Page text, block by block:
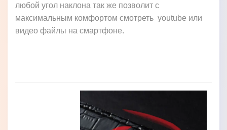
любой угол наклона так же позволит с
максимальным комфортом смотреть youtube или
видео файлы на смартфоне.